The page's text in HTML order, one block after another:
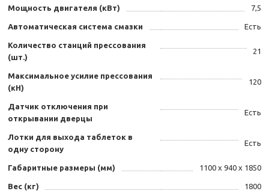
Мощность двигателя (кВт) 7,5
Автоматическая система смазки Есть
Количество станций прессования
(шт.)
21
Максимальное усилие прессования
(кН)
120
Датчик отключения при
открывании дверцы
Есть
Лотки для выхода таблеток в
одну сторону
Есть
Габаритные размеры (мм) 1100 х 940 х 1850
Вес (кг) 1800